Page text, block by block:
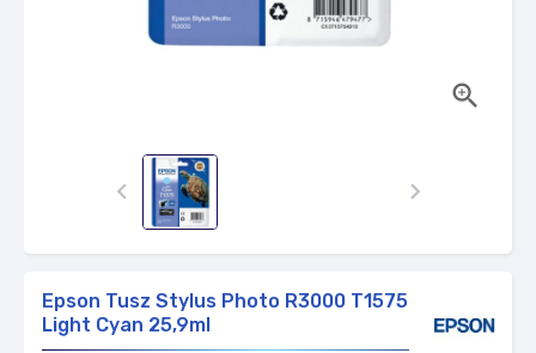

 
Epson Tusz Stylus Photo R3000 T1575
Light Cyan 25,9ml